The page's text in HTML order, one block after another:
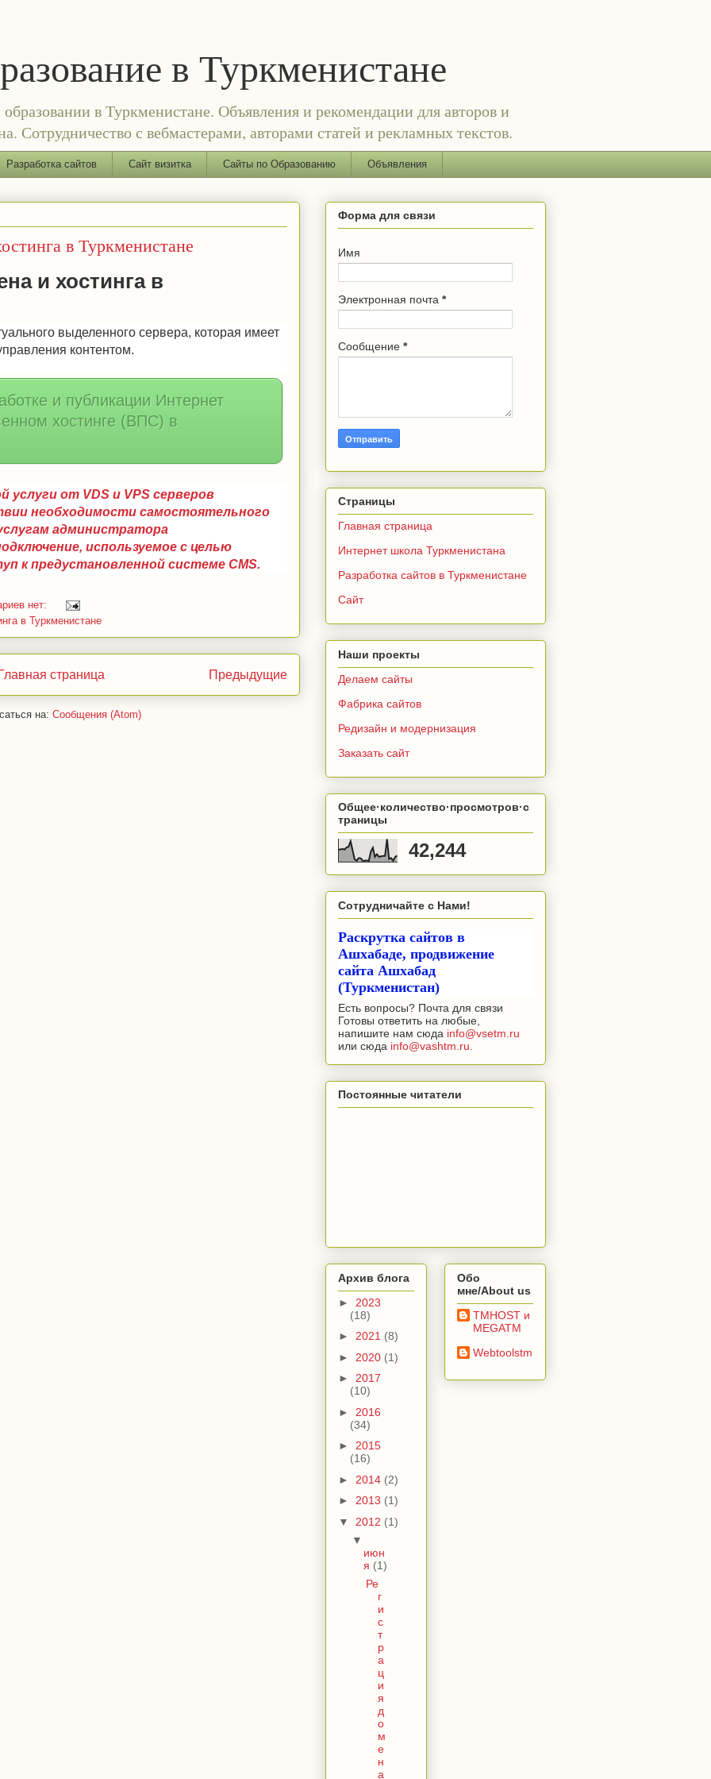
в Туркменистане
в Туркменистане. Объявления и рекомендации для авторов и
Сотрудничество с вебмастерами, авторами статей и рекламных текстов.
Разработка сайтов Сайт визитка Сайты по Образованию Объявления
в Туркменистане
и хостинга в
выделенного сервера, которая имеет
контентом.
и публикации Интернет
хостинге (ВПС) в
услуги от VDS и VPS серверов
необходимости самостоятельного
администратора
используемое с целью
к предустановленной системе CMS.
нет:
в Туркменистане
Предыдущие
Главная страница
на: Сообщения (Atom)
Форма для связи
Имя
Электронная почта *
Сообщение *
Страницы
Главная страница
Интернет школа Туркменистана
Разработка сайтов в Туркменистане
Сайт
Наши проекты
Делаем сайты
Фабрика сайтов
Редизайн и модернизация
Заказать сайт
Общее·количество·просмотров·с
траницы
42,244
Сотрудничайте с Нами!
Раскрутка сайтов в
Ашхабаде, продвижение
сайта Ашхабад
(Туркменистан)
Есть вопросы? Почта для связи
Готовы ответить на любые,
напишите нам сюда info@vsetm.ru
или сюда info@vashtm.ru
Постоянные читатели
Архив блога
► 2023
(18)
► 2021 (8)
► 2020 (1)
► 2017
(10)
► 2016
(34)
► 2015
(16)
► 2014 (2)
► 2013 (1)
▼ 2012 (1)
▼
июн
я (1)
Ре
г
и
с
т
р
а
ц
и
я
д
о
м
е
н
а
Обо
мне/About us
TMHOST и
MEGATM
Webtoolstm